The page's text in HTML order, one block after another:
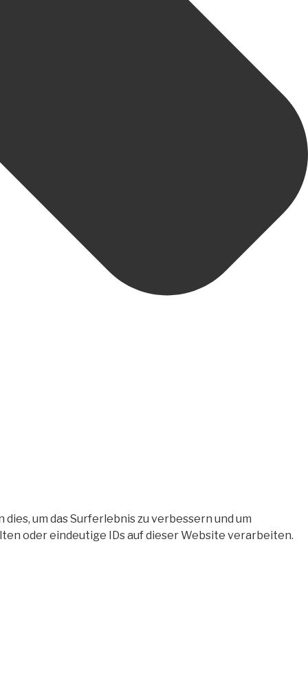
um das Surferlebnis zu verbessern und um
oder eindeutige IDs auf dieser Website verarbeiten.